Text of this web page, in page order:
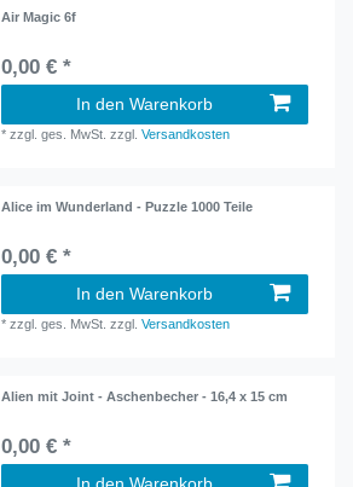
Air Magic 6f
0,00 € *
In den Warenkorb
*zzgl. ges. MwSt. zzgl.Versandkosten
Alice im Wunderland - Puzzle 1000 Teile
0,00 € *
In den Warenkorb
*zzgl. ges. MwSt. zzgl.Versandkosten
Alien mit Joint - Aschenbecher - 16,4 x 15 cm
0,00 € *